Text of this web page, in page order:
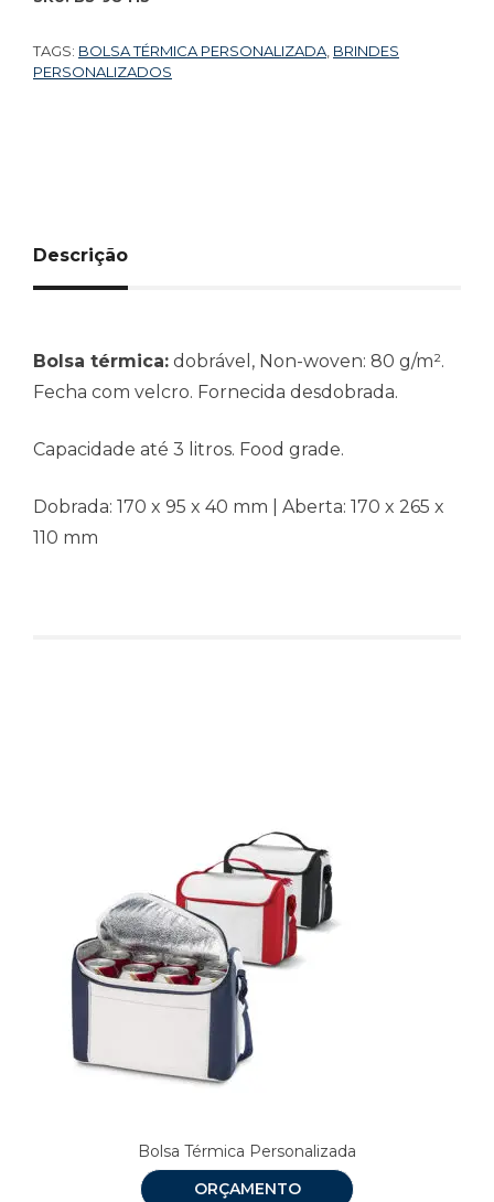
TAGS: BOLSA TÉRMICA PERSONALIZADA BRINDES
PERSONALIZADOS
Descrição
Bolsa térmica: dobrável, Non-woven: 80 g/m².
Fecha com velcro. Fornecida desdobrada.
Capacidade até 3 litros. Food grade.
Dobrada: 170 x 95 x 40 mm | Aberta: 170 x 265 x
110 mm
Bolsa Térmica Personalizada
ORÇAMENTO